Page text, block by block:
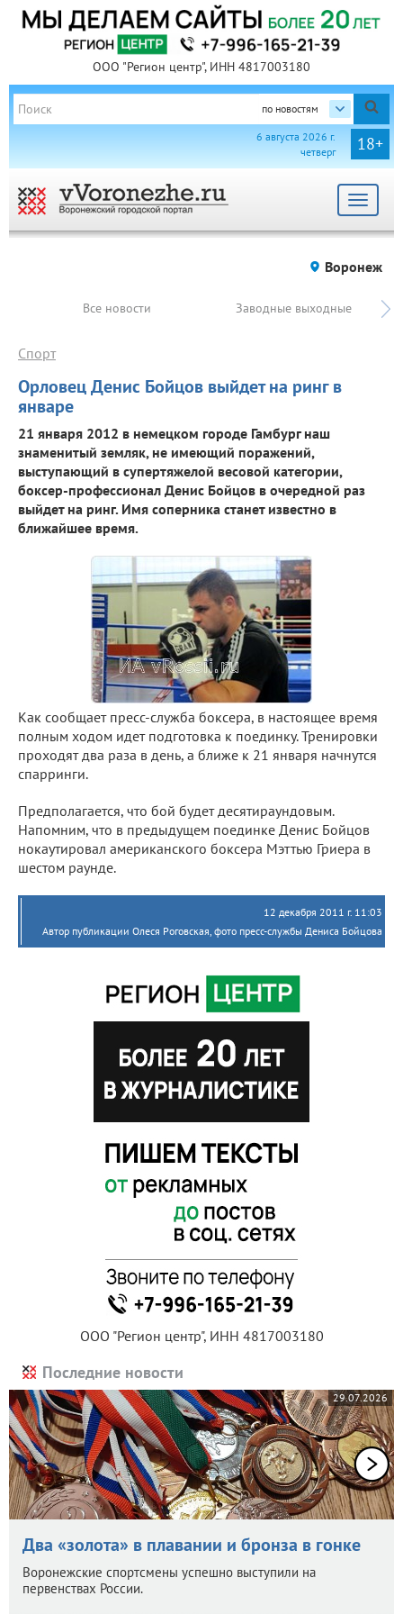
ООО "Регион центр", ИНН 4817003180
по новостям
18+
6 августа 2026 г.
четверг
Toggle
Воронеж
Все новости Заводные выходные
Орловец Денис Бойцов выйдет на ринг в
январе
Спорт
21 января 2012 в немецком городе Гамбург наш
знаменитый земляк, не имеющий поражений,
выступающий в супертяжелой весовой категории,
боксер-профессионал Денис Бойцов в очередной раз
выйдет на ринг. Имя соперника станет известно в
ближайшее время.
Как сообщает пресс-служба боксера, в настоящее время
полным ходом идет подготовка к поединку. Тренировки
проходят два раза в день, а ближе к 21 января начнутся
спарринги.
Предполагается, что бой будет десятираундовым.
Напомним, что в предыдущем поединке Денис Бойцов
нокаутировал американского боксера Мэттью Гриера в
шестом раунде.
12 декабря 2011 г. 11:03
Автор публикации Олеся Роговская, фото пресс-службы Дениса Бойцова
ООО "Регион центр", ИНН 4817003180
Последние новости
29.07.2026
Два «золота» в плавании и бронза в гонке
Воронежские спортсмены успешно выступили на
первенствах России.